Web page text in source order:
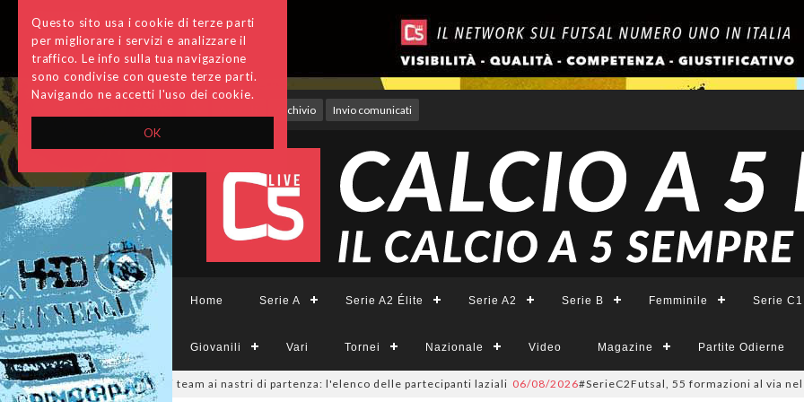
OK
Questo sito usa i cookie di terze parti
per migliorare i servizi e analizzare il
traffico. Le info sulla tua navigazione
sono condivise con queste terze parti.
Navigando ne accetti l'uso dei cookie.
Archivio Invio comunicati
Home Serie A Serie A2 Élite Serie A2 Serie B Femminile Serie C1
Giovanili Vari Tornei Nazionale Video Magazine Partite Odierne
sono 14 i team ai nastri di partenza: l'elenco delle partecipanti laziali 06/08/2026#SerieC2Futsal, 55 formazioni al via nel